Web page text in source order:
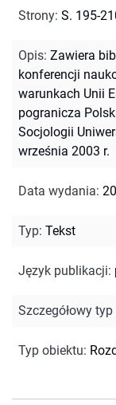
Strony: S. 195-
Opis: Zawiera
konferencji
warunkach Unii
pogranicza
Socjologii
września 2003 r.
Data wydania:
Typ: Tekst
Język publikacji:
Szczegółowy
Typ obiektu: